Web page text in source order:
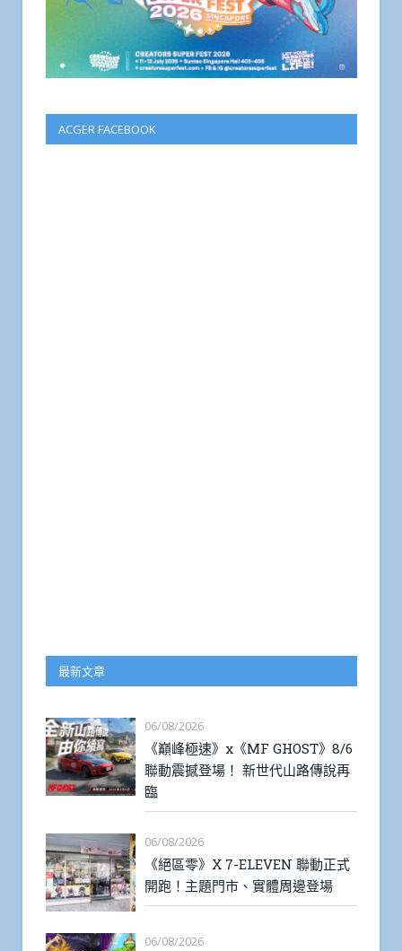
ACGER FACEBOOK
最新文章
06/08/2026
《巔峰極速》x《MF GHOST》8/6
聯動震撼登場！ 新世代山路傳說再
臨
06/08/2026
《絕區零》X 7-ELEVEN 聯動正式
開跑！主題門市、實體周邊登場
06/08/2026